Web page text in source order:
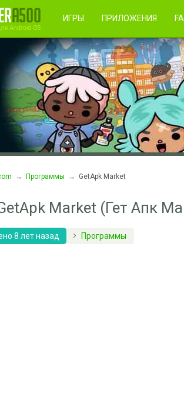
Правила пользования Возникли
ИГРЫ ПРИЛОЖЕНИЯ
→ Программы → GetApk Market
Market (Гет Апк
8 лет назад Программы